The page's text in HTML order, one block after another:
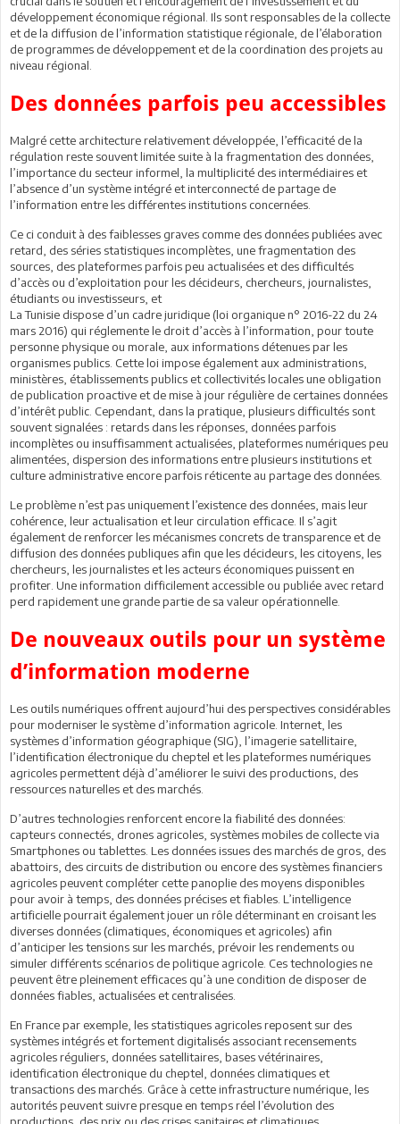
développement économique régional. Ils sont responsables de la collecte
et de la diffusion de l’information statistique régionale, de l’élaboration
de programmes de développement et de la coordination des projets au
niveau régional.
Des données parfois peu accessibles
Malgré cette architecture relativement développée, l’efficacité de la
régulation reste souvent limitée suite à la fragmentation des données,
l’importance du secteur informel, la multiplicité des intermédiaires et
l’absence d’un système intégré et interconnecté de partage de
l’information entre les différentes institutions concernées.
Ce ci conduit à des faiblesses graves comme des données publiées avec
retard, des séries statistiques incomplètes, une fragmentation des
sources, des plateformes parfois peu actualisées et des difficultés
d’accès ou d’exploitation pour les décideurs, chercheurs, journalistes,
étudiants ou investisseurs, et
La Tunisie dispose d’un cadre juridique (loi organique n° 2016-22 du 24
mars 2016) qui réglemente le droit d’accès à l’information, pour toute
personne physique ou morale, aux informations détenues par les
organismes publics. Cette loi impose également aux administrations,
ministères, établissements publics et collectivités locales une obligation
de publication proactive et de mise à jour régulière de certaines données
d’intérêt public. Cependant, dans la pratique, plusieurs difficultés sont
souvent signalées : retards dans les réponses, données parfois
incomplètes ou insuffisamment actualisées, plateformes numériques peu
alimentées, dispersion des informations entre plusieurs institutions et
culture administrative encore parfois réticente au partage des données.
Le problème n’est pas uniquement l’existence des données, mais leur
cohérence, leur actualisation et leur circulation efficace. Il s’agit
également de renforcer les mécanismes concrets de transparence et de
diffusion des données publiques afin que les décideurs, les citoyens, les
chercheurs, les journalistes et les acteurs économiques puissent en
profiter. Une information difficilement accessible ou publiée avec retard
perd rapidement une grande partie de sa valeur opérationnelle.
De nouveaux outils pour un système
d’information moderne
Les outils numériques offrent aujourd’hui des perspectives considérables
pour moderniser le système d’information agricole. Internet, les
systèmes d’information géographique (SIG), l’imagerie satellitaire,
l’identification électronique du cheptel et les plateformes numériques
agricoles permettent déjà d’améliorer le suivi des productions, des
ressources naturelles et des marchés.
D’autres technologies renforcent encore la fiabilité des données:
capteurs connectés, drones agricoles, systèmes mobiles de collecte via
Smartphones ou tablettes. Les données issues des marchés de gros, des
abattoirs, des circuits de distribution ou encore des systèmes financiers
agricoles peuvent compléter cette panoplie des moyens disponibles
pour avoir à temps, des données précises et fiables. L’intelligence
artificielle pourrait également jouer un rôle déterminant en croisant les
diverses données (climatiques, économiques et agricoles) afin
d’anticiper les tensions sur les marchés, prévoir les rendements ou
simuler différents scénarios de politique agricole. Ces technologies ne
peuvent être pleinement efficaces qu’à une condition de disposer de
données fiables, actualisées et centralisées.
En France par exemple, les statistiques agricoles reposent sur des
systèmes intégrés et fortement digitalisés associant recensements
agricoles réguliers, données satellitaires, bases vétérinaires,
identification électronique du cheptel, données climatiques et
transactions des marchés. Grâce à cette infrastructure numérique, les
autorités peuvent suivre presque en temps réel l’évolution des